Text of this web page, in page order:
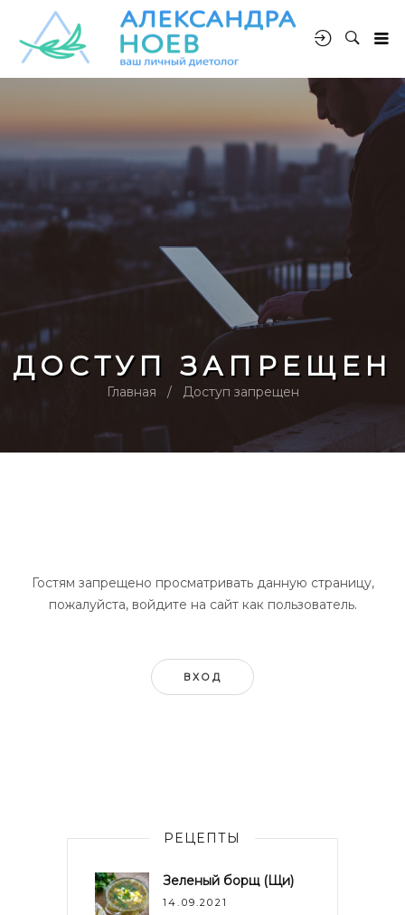
ДОСТУП ЗАПРЕЩЕН
Главная Доступ запрещен
Гостям запрещено просматривать данную страницу,
пожалуйста, войдите на сайт как пользователь.
ВХОД
РЕЦЕПТЫ
Зеленый борщ (Щи)
14.09.2021